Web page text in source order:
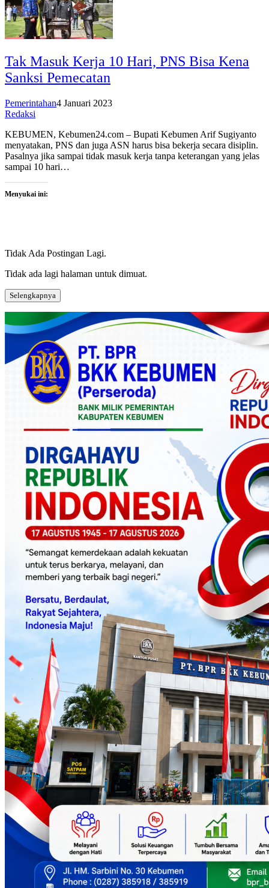
Tak Masuk Kerja 10 Hari, PNS Bisa Kena
Sanksi Pemecatan
Pemerintahan4 Januari 2023
Redaksi
KEBUMEN, Kebumen24.com – Bupati Kebumen Arif Sugiyanto
menyatakan, PNS dan juga ASN harus bisa bekerja secara disiplin.
Pasalnya jika sampai tidak masuk kerja tanpa keterangan yang jelas
sampai 10 hari…
Menyukai ini:
Tidak Ada Postingan Lagi.
Tidak ada lagi halaman untuk dimuat.
Selengkapnya